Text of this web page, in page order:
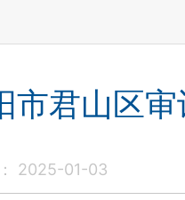
市君山区
2025-01-03